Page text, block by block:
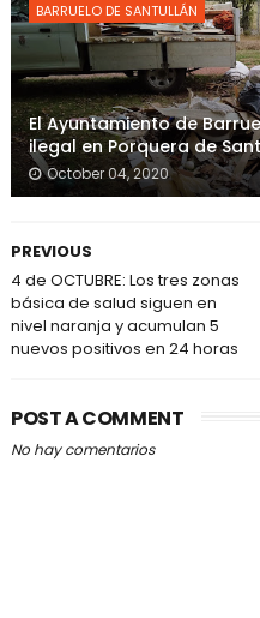
BARRUELO DE SANTULLÁN
El Ayuntamiento de
ilegal en Porquera de
October 04, 2020
PREVIOUS
4 de OCTUBRE: Los tres zonas
básica de salud siguen en
nivel naranja y acumulan 5
nuevos positivos en 24 horas
POST A COMMENT
No hay comentarios